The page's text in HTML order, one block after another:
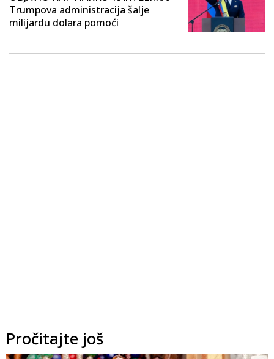
Trumpova administracija šalje
milijardu dolara pomoći
Pročitajte još